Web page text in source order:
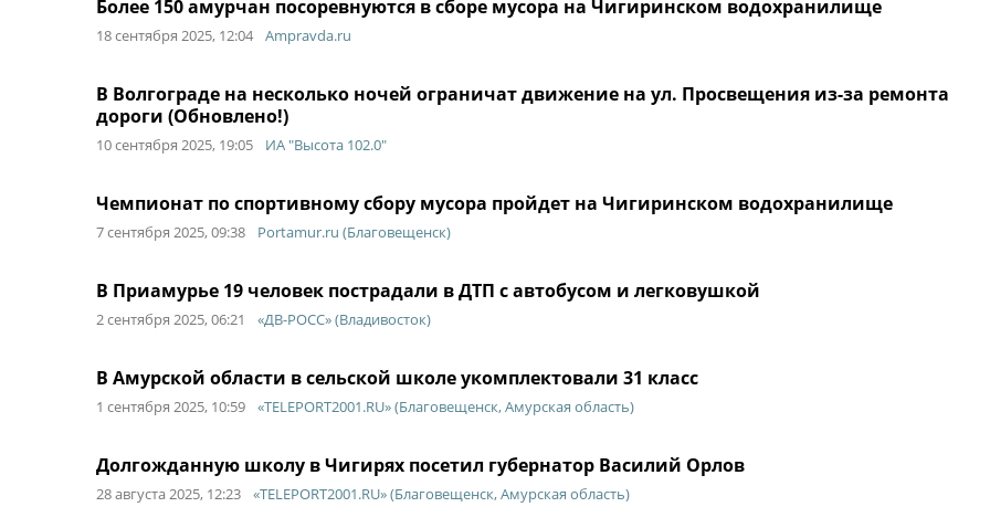
Более 150 амурчан посоревнуются в сборе мусора на Чигиринском водохранилище
18 сентября 2025, 12:04 Ampravda.ru
В Волгограде на несколько ночей ограничат движение на ул. Просвещения из-за ремонта
дороги (Обновлено!)
10 сентября 2025, 19:05 ИА "Высота 102.0"
Чемпионат по спортивному сбору мусора пройдет на Чигиринском водохранилище
7 сентября 2025, 09:38 Portamur.ru (Благовещенск)
В Приамурье 19 человек пострадали в ДТП с автобусом и легковушкой
2 сентября 2025, 06:21 «ДВ-РОСС» (Владивосток)
В Амурской области в сельской школе укомплектовали 31 класс
1 сентября 2025, 10:59 «TELEPORT2001.RU» (Благовещенск, Амурская область)
Долгожданную школу в Чигирях посетил губернатор Василий Орлов
28 августа 2025, 12:23 «TELEPORT2001.RU» (Благовещенск, Амурская область)